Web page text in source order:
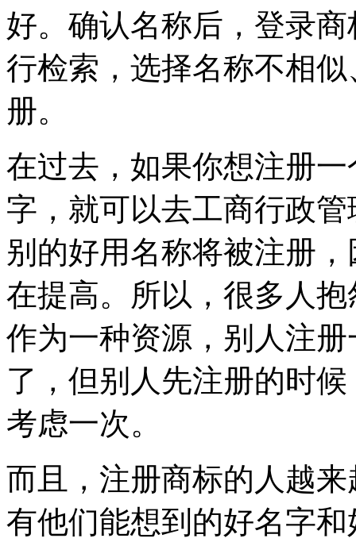
好。确认名称后，登录
行检索，选择名称不相
册。
在过去，如果你想注册
字，就可以去工商行政
别的好用名称将被注册
在提高。所以，很多人
作为一种资源，别人注
了，但别人先注册的时
考虑一次。
而且，注册商标的人越
有他们能想到的好名字